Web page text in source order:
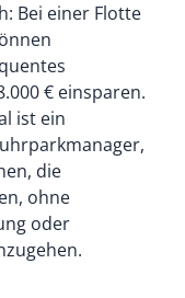
Bei einer Flotte
€ einsparen.
ist ein
die
ohne
oder